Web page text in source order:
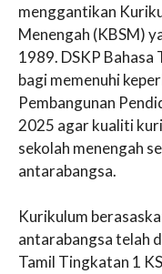
menggantikan
Menengah (KBSM)
1989. DSKP Bahasa
bagi memenuhi
Pembangunan
2025 agar kualiti
sekolah menengah
antarabangsa.
Kurikulum
antarabangsa telah
Tamil Tingkatan 1